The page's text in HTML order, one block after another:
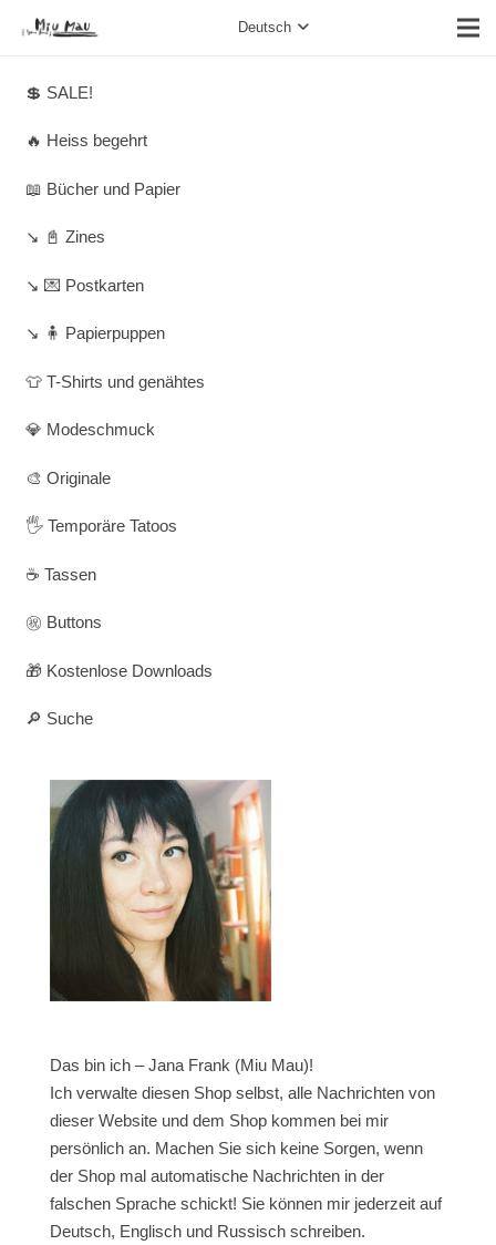
Deutsch
💲 SALE!
🔥 Heiss begehrt
📖 Bücher und Papier
↘️ 📓 Zines
↘️ 💌 Postkarten
↘️ 🧍 Papierpuppen
👕 T-Shirts und genähtes
💎 Modeschmuck
🎨 Originale
🖐️ Temporäre Tatoos
☕ Tassen
㊗️ Buttons
🎁 Kostenlose Downloads
🔎 Suche
Das bin ich – Jana Frank (Miu Mau)!
Ich verwalte diesen Shop selbst, alle Nachrichten von
dieser Website und dem Shop kommen bei mir
persönlich an. Machen Sie sich keine Sorgen, wenn
der Shop mal automatische Nachrichten in der
falschen Sprache schickt! Sie können mir jederzeit auf
Deutsch, Englisch und Russisch schreiben.